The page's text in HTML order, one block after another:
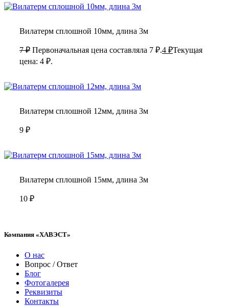
Вилатерм сплошной 10мм, длина 3м
7₽ Первоначальная цена составляла 7 ₽.4 ₽Текущая
цена: 4 ₽.
Вилатерм сплошной 12мм, длина 3м
9 ₽
Вилатерм сплошной 15мм, длина 3м
10 ₽
Компания «ХАВЭСТ»
О нас
Вопрос / Ответ
Блог
Фотогалерея
Реквизиты
Контакты